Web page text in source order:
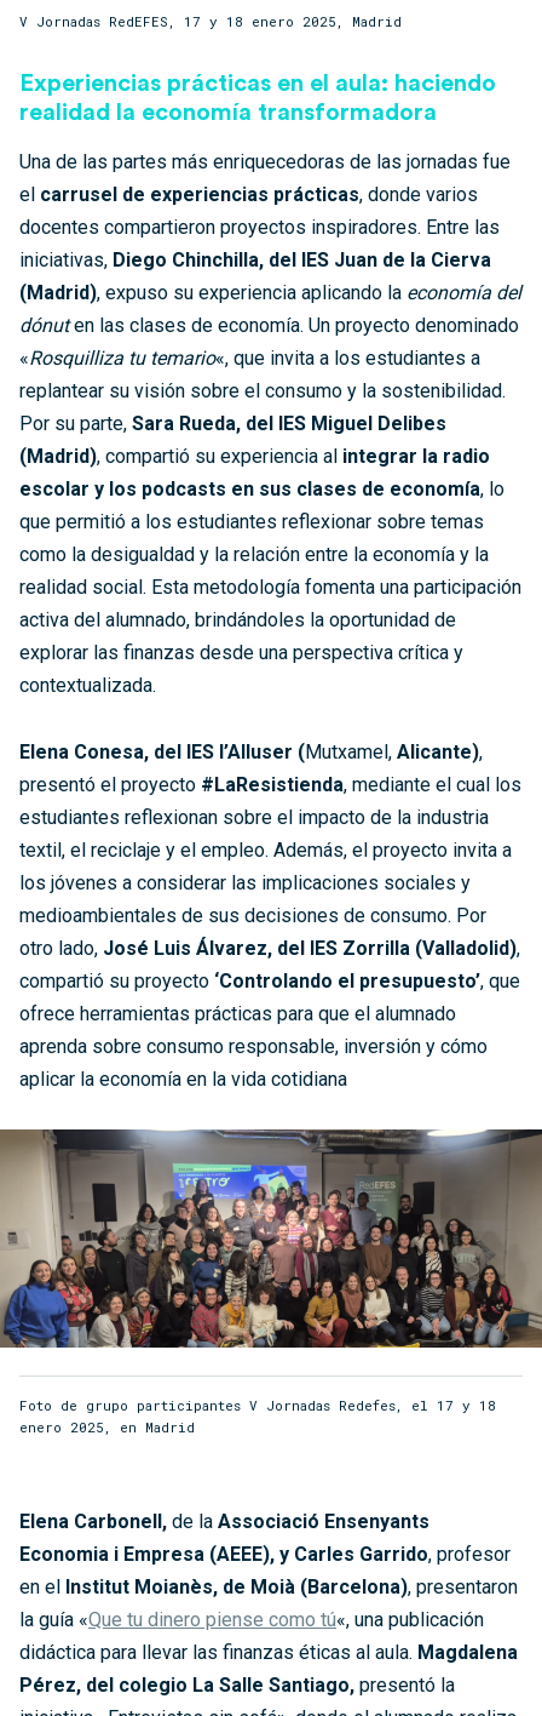
V Jornadas RedEFES, 17 y 18 enero 2025, Madrid
Experiencias prácticas en el aula: haciendo
realidad la economía transformadora
Una de las partes más enriquecedoras de las jornadas fue
el carrusel de experiencias prácticas, donde varios
docentes compartieron proyectos inspiradores. Entre las
iniciativas, Diego Chinchilla, del IES Juan de la Cierva
(Madrid), expuso su experiencia aplicando la economía del
dónuten las clases de economía. Un proyecto denominado
«Rosquilliza tu temario«, que invita a los estudiantes a
replantear su visión sobre el consumo y la sostenibilidad.
Por su parte, Sara Rueda, del IES Miguel Delibes
(Madrid), compartió su experiencia al integrar la radio
escolar y los podcasts en sus clases de economía, lo
que permitió a los estudiantes reflexionar sobre temas
como la desigualdad y la relación entre la economía y la
realidad social. Esta metodología fomenta una participación
activa del alumnado, brindándoles la oportunidad de
explorar las finanzas desde una perspectiva crítica y
contextualizada.
Elena Conesa, del IES l’Alluser (Mutxamel, Alicante),
presentó el proyecto #LaResistienda, mediante el cual los
estudiantes reflexionan sobre el impacto de la industria
textil, el reciclaje y el empleo. Además, el proyecto invita a
los jóvenes a considerar las implicaciones sociales y
medioambientales de sus decisiones de consumo. Por
otro lado, José Luis Álvarez, del IES Zorrilla (Valladolid),
compartió su proyecto ‘Controlando el presupuesto’, que
ofrece herramientas prácticas para que el alumnado
aprenda sobre consumo responsable, inversión y cómo
aplicar la economía en la vida cotidiana
Foto de grupo participantes V Jornadas Redefes, el 17 y 18
enero 2025, en Madrid
Elena Carbonell, de la Associació Ensenyants
Economia i Empresa (AEEE), y Carles Garrido, profesor
en el
Institut Moianès, de Moià (Barcelona), presentaron
la guía «Que tu dinero piense como tú«, una publicación
didáctica para llevar las finanzas éticas al aula. Magdalena
Pérez, del colegio La Salle Santiago, presentó la